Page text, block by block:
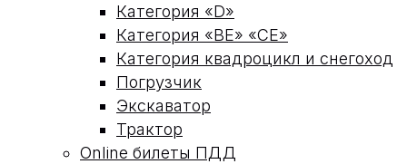
Категория «D»
Категория «ВЕ» «СЕ»
Категория квадроцикл и снегоход
Погрузчик
Экскаватор
Трактор
Online билеты ПДД